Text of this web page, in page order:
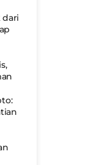
dari